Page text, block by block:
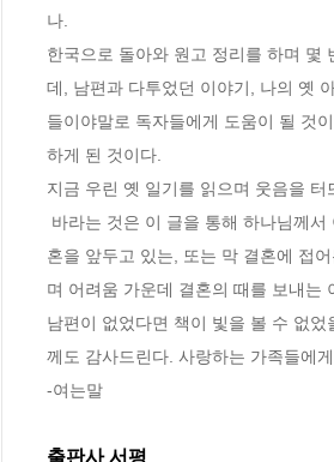
나.
한국으로 돌아와 원고 정리를 하며 몇
데, 남편과 다투었던 이야기, 나의 옛
들이야말로 독자들에게 도움이 될 것
하게 된 것이다.
지금 우린 옛 일기를 읽으며 웃음을
혼을 앞두고 있는, 또는 막 결혼에 접
며 어려움 가운데 결혼의 때를 보내
남편이 없었다면 책이 빛을 볼 수 없
께도 감사드린다. 사랑하는 가족들에
-여는말
출판사 서평